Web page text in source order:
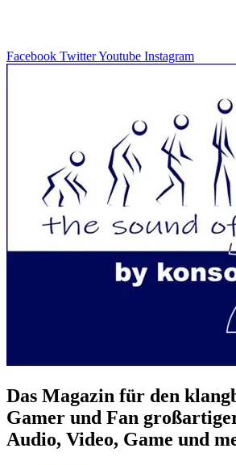
Facebook TwitterYoutube Instagram
Das Magazin für den
Gamer und Fan
Audio, Video, Game und